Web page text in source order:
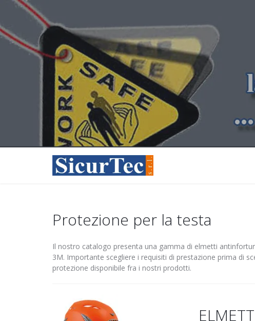
Protezione per la testa
Il nostro catalogo presenta una gamma di elmetti
3M. Importante scegliere i requisiti di prestazione prima di
protezione disponibile fra i nostri prodotti.